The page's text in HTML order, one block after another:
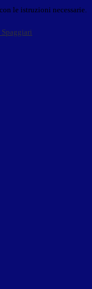
le istruzioni necessarie.